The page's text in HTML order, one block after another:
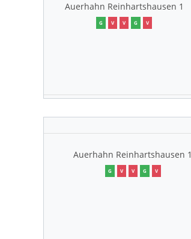
Auerhahn Reinhartshausen 1
G V V G V
Auerhahn Reinhartshausen 1
G V V G V